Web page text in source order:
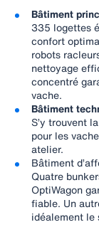
Bâtiment
335 logettes
confort
robots
nettoyage
concentré
vache.
Bâtiment
S’y trouvent
pour les
atelier.
Bâtiment
Quatre
OptiWagon
fiable. Un
idéalement le